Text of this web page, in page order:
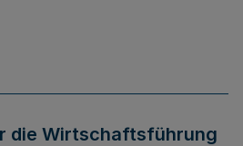
die Wirtschaftsführung